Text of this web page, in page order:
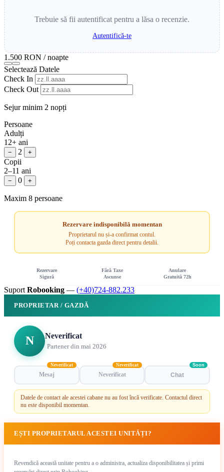
Trebuie să fii autentificat pentru a lăsa o recenzie.
Autentifică-te
1.500 RON / noapte
Selectează Datele
Check In
Check Out
Sejur minim 2 nopți
Persoane
Adulți
12+ ani
− 2 +
Copii
2–11 ani
− 0 +
Maxim 8 persoane
Rezervare indisponibilă momentan
Proprietarul nu și-a confirmat contul.
Poți contacta gazda direct pentru detalii.
Rezervare
Sigură
Fără Taxe
Ascunse
Anulare
Gratuită 72h
Suport Robooking — (+40)724-882.233
PROPRIETAR / GAZDĂ
N Neverificat
Partener din mai 2026
Mesaj
Neverificat
Neverificat
Neverificat
Chat
Soon
Datele de contact ale acestei cabane nu au fost încă verificate. Contactul direct
nu este disponibil momentan.
EȘTI PROPRIETARUL ACESTEI UNITĂȚI?
Revendică această unitate pentru a o administra, actualiza disponibilitatea și primi